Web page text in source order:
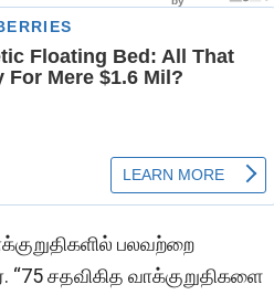
பலவற்றை
“75 சதவிகித வாக்குறுதிகளை